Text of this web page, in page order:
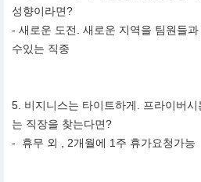
성향이라면?
- 새로운 도전. 새로운 지역을 팀원들
수있는 직종
5. 비지니스는 타이트하게. 프라이버
는 직장을 찾는다면?
- 휴무 외 , 2개월에 1주 휴가요청가능